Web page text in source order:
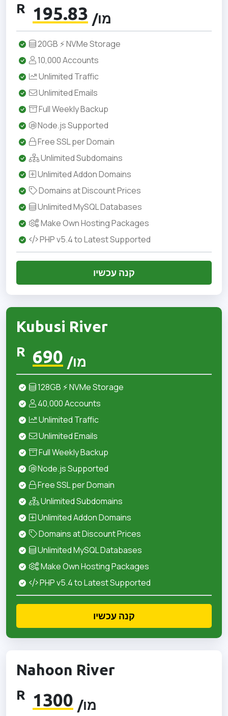
R 195.83 /מו
20GB ⚡ NVMe Storage
10,000 Accounts
Unlimited Traffic
Unlimited Emails
Full Weekly Backup
Node.js Supported
Free SSL per Domain
Unlimited Subdomains
Unlimited Addon Domains
Domains at Discount Prices
Unlimited MySQL Databases
Make Own Hosting Packages
PHP v5.4 to Latest Supported
קנה עכשיו
Kubusi River
R 690 /מו
128GB ⚡ NVMe Storage
40,000 Accounts
Unlimited Traffic
Unlimited Emails
Full Weekly Backup
Node.js Supported
Free SSL per Domain
Unlimited Subdomains
Unlimited Addon Domains
Domains at Discount Prices
Unlimited MySQL Databases
Make Own Hosting Packages
PHP v5.4 to Latest Supported
קנה עכשיו
Nahoon River
R 1300 /מו